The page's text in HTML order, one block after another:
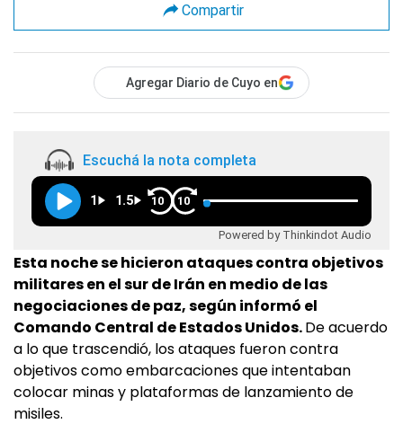
Compartir
Agregar Diario de Cuyo en
Escuchá la nota completa
1 1.5 10 10
Powered by Thinkindot Audio
Esta noche se hicieron ataques contra objetivos
militares en el sur de Irán en medio de las
negociaciones de paz, según informó el
Comando Central de Estados Unidos.De acuerdo
a lo que trascendió, los ataques fueron contra
objetivos como embarcaciones que intentaban
colocar minas y plataformas de lanzamiento de
misiles.